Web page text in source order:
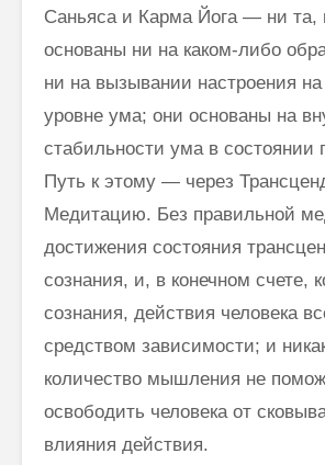
Саньяса и Карма Йога — ни та,
основаны ни на каком-либо
ни на вызывании настроения
уровне ума; они основаны на
стабильности ума в состоянии
Путь к этому — через
Медитацию. Без правильной
достижения состояния
со­знания, и, в конечном счете,
сознания, действия человека
средством зависимости; и
количество мышления не
освободить человека от
влияния действия.